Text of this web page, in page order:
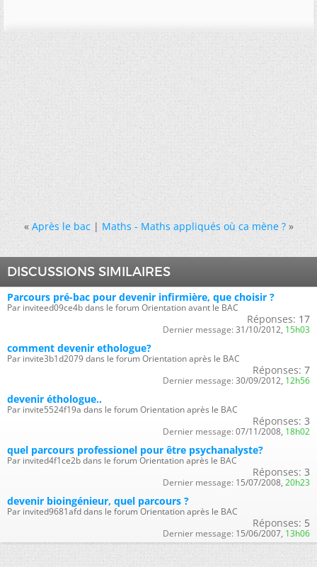
« Après le bac|Maths - Maths appliqués où ca mène ? »
DISCUSSIONS SIMILAIRES
Parcours pré-bac pour devenir infirmière, que choisir ?
Par inviteed09ce4b dans le forum Orientation avant le BAC
Réponses: 17
Dernier message: 31/10/2012, 15h03
comment devenir ethologue?
Par invite3b1d2079 dans le forum Orientation après le BAC
Réponses: 7
Dernier message: 30/09/2012, 12h56
devenir éthologue..
Par invite5524f19a dans le forum Orientation après le BAC
Réponses: 3
Dernier message: 07/11/2008, 18h02
quel parcours professionel pour être psychanalyste?
Par invited4f1ce2b dans le forum Orientation après le BAC
Réponses: 3
Dernier message: 15/07/2008, 20h23
devenir bioingénieur, quel parcours ?
Par invited9681afd dans le forum Orientation après le BAC
Réponses: 5
Dernier message: 15/06/2007, 13h06